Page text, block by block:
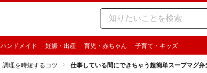
ハンドメイド 妊娠・出産 育児・赤ちゃん 子育て・キッズ
調理を時短するコツ 仕事している間にできちゃう超簡単スープマグ弁